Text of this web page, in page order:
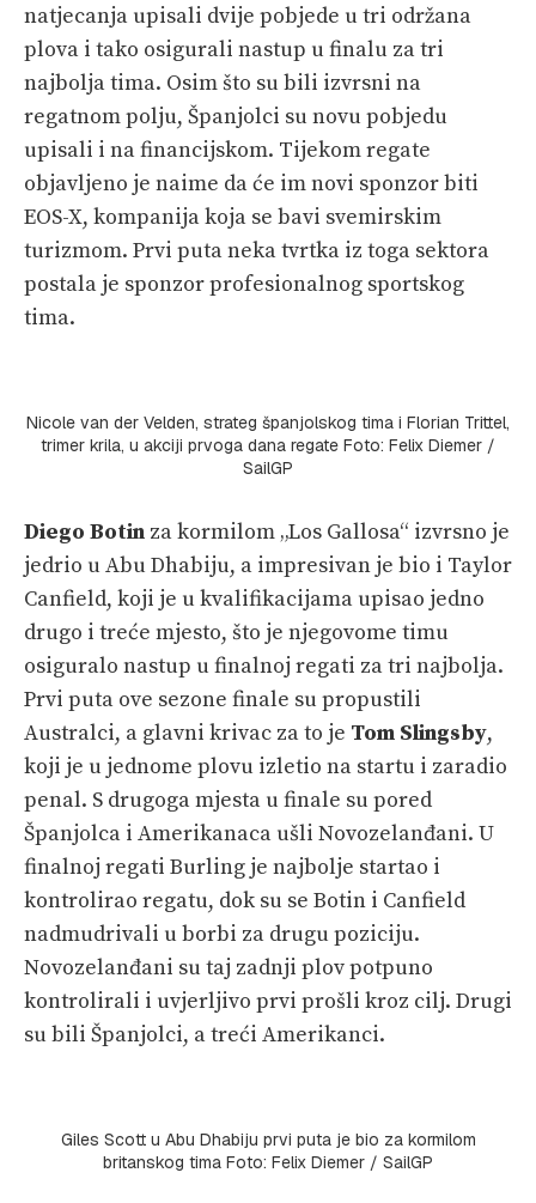
natjecanja upisali dvije pobjede u tri održana
plova i tako osigurali nastup u finalu za tri
najbolja tima. Osim što su bili izvrsni na
regatnom polju, Španjolci su novu pobjedu
upisali i na financijskom. Tijekom regate
objavljeno je naime da će im novi sponzor biti
EOS-X, kompanija koja se bavi svemirskim
turizmom. Prvi puta neka tvrtka iz toga sektora
postala je sponzor profesionalnog sportskog
tima.
Nicole van der Velden, strateg španjolskog tima i Florian Trittel,
trimer krila, u akciji prvoga dana regate Foto: Felix Diemer /
SailGP
Diego Botin za kormilom „Los Gallosa“ izvrsno je
jedrio u Abu Dhabiju, a impresivan je bio i Taylor
Canfield, koji je u kvalifikacijama upisao jedno
drugo i treće mjesto, što je njegovome timu
osiguralo nastup u finalnoj regati za tri najbolja.
Prvi puta ove sezone finale su propustili
Australci, a glavni krivac za to je Tom Slingsby,
koji je u jednome plovu izletio na startu i zaradio
penal. S drugoga mjesta u finale su pored
Španjolca i Amerikanaca ušli Novozelanđani. U
finalnoj regati Burling je najbolje startao i
kontrolirao regatu, dok su se Botin i Canfield
nadmudrivali u borbi za drugu poziciju.
Novozelanđani su taj zadnji plov potpuno
kontrolirali i uvjerljivo prvi prošli kroz cilj. Drugi
su bili Španjolci, a treći Amerikanci.
Giles Scott u Abu Dhabiju prvi puta je bio za kormilom
britanskog tima Foto: Felix Diemer / SailGP